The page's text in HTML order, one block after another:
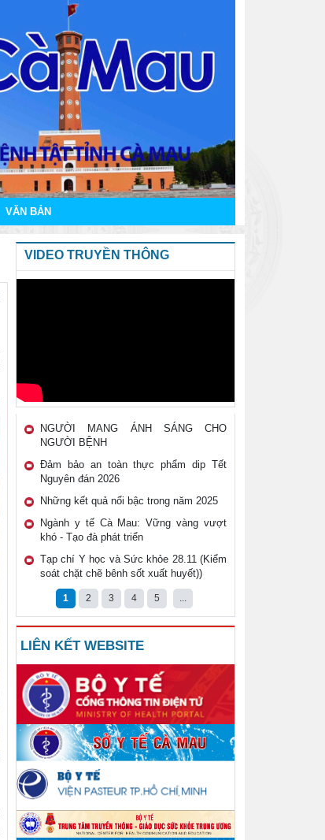
VĂN BẢN
VIDEO TRUYỀN THÔNG
NGƯỜI MANG ÁNH SÁNG CHO
NGƯỜI BỆNH
Đảm bảo an toàn thực phẩm dip Tết
Nguyên đán 2026
Những kết quả nổi bậc trong năm 2025
Ngành y tế Cà Mau: Vững vàng vượt
khó - Tạo đà phát triển
Tạp chí Y học và Sức khỏe 28.11 (Kiểm
soát chặt chẽ bênh sốt xuất huyết))
1 2 3 4 5 ...
LIÊN KẾT WEBSITE